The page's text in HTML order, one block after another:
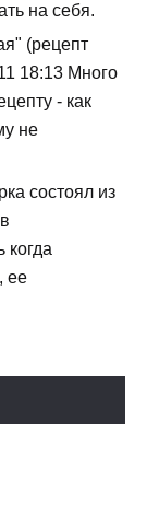
на себя.
(рецепт
18:13 Много
- как
не
состоял из
когда
ее